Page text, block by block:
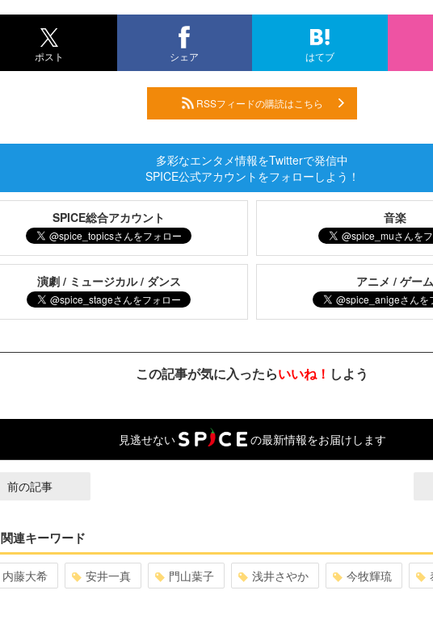
ポスト シェア はてブ
RSSフィードの購読はこちら
多彩なエンタメ情報をTwitterで発信中
SPICE公式アカウントをフォローしよう！
SPICE総合アカウント 音楽
演劇 / ミュージカル / ダンス アニメ / ゲー
この記事が気に入ったらいいね！ しよう
見逃せない の最新情報をお届けします
前の記事
関連キーワード
内藤大希 安井一真 門山葉子 浅井さやか 今牧輝琉